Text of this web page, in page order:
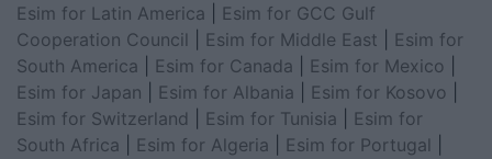
Esim for Latin America
Esim for GCC Gulf
Cooperation Council
Esim for Middle East
Esim for
South America
Esim for Canada Esim for Mexico
Esim for Japan
Esim for Albania Esim for Kosovo
Esim for Switzerland
Esim for Tunisia
Esim for
South Africa
Esim for Algeria Esim for Portugal